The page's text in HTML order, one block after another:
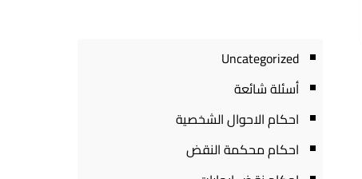
Uncategorized
أسئلة شائعة
احكام الاحوال الشخصية
احكام محكمة النقض